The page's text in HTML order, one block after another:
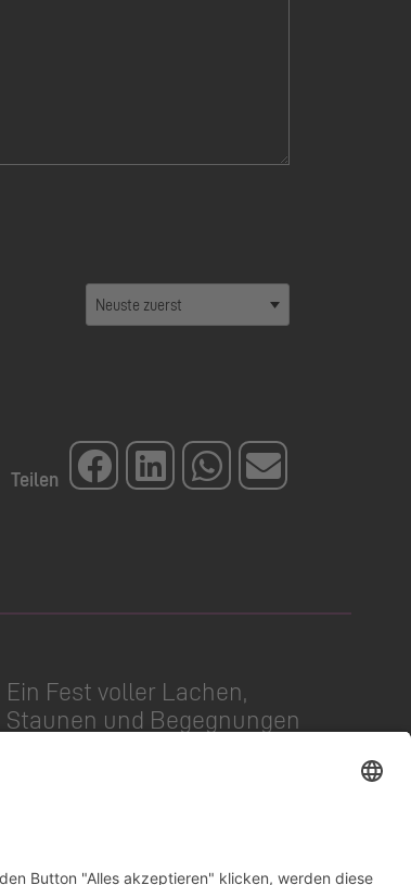
Ein Fest voller Lachen,
Staunen und Begegnungen